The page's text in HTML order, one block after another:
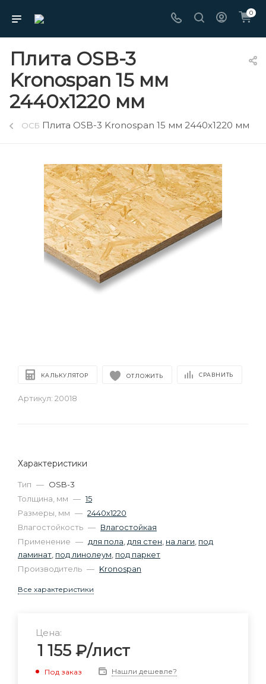
0
Плита OSB-3
Kronospan 15 мм
2440х1220 мм
ОСБ Плита OSB-3 Kronospan 15 мм 2440х1220 мм
КАЛЬКУЛЯТОР ОТЛОЖИТЬ СРАВНИТЬ
Артикул: 20018
Характеристики
Тип — OSB-3
Толщина, мм — 15
Размеры, мм — 2440х1220
Влагостойкость — Влагостойкая
Применение — для пола для стен на лаги под
ламинат под линолеум под паркет
Производитель — Kronospan
Все характеристики
Цена:
1 155 ₽/лист
Под заказ Нашли дешевле?